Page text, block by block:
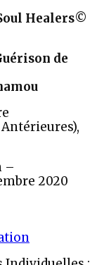
Healers©
de
–
2020